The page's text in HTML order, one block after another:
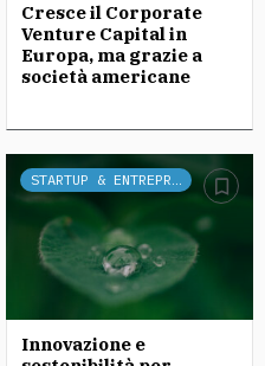
Cresce il Corporate
Venture Capital in
Europa, ma grazie a
società americane
STARTUP & ENTREPRENEURSHIP
Innovazione e